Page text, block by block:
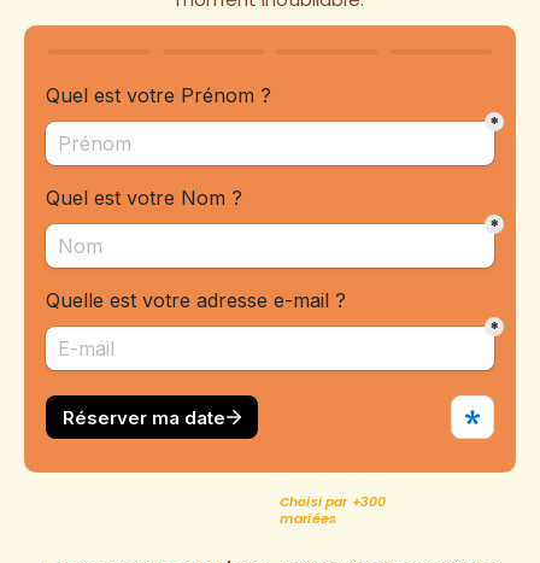
Choisi par +300
mariées